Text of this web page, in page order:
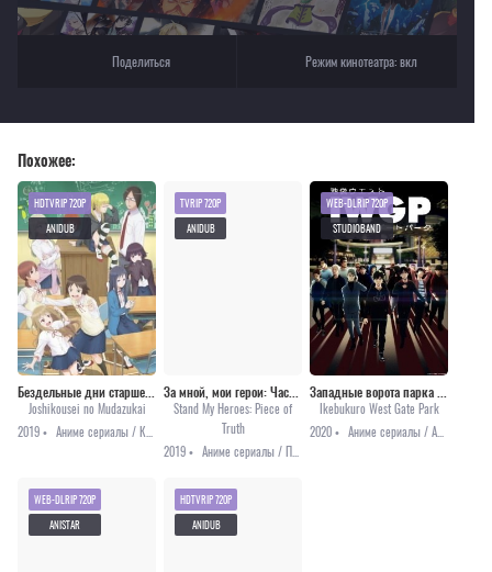
Поделиться Режим кинотеатра:вкл
Похожее:
Joshikousei no Mudazukai
2019 •
HDTVRIP 720P
ANIDUB
Stand My Heroes: Piece of
Truth
2019 •
TVRIP 720P
ANIDUB
Ikebukuro West Gate Park
2020 •
WEB-DLRIP 720P
STUDIOBAND
WEB-DLRIP 720P
ANISTAR
HDTVRIP 720P
ANIDUB